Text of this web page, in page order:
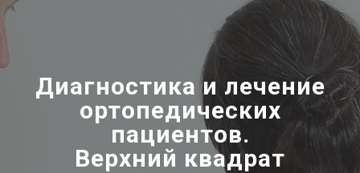
Диагностика и лечение
ортопедических
пациентов.
Верхний квадрат